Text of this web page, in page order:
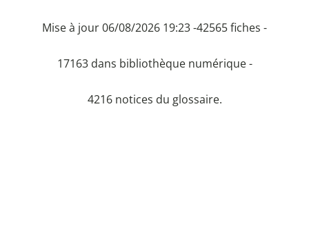
Mise à jour 06/08/2026 19:23 -42565 fiches -
17163 dans bibliothèque numérique -
4216 notices du glossaire.